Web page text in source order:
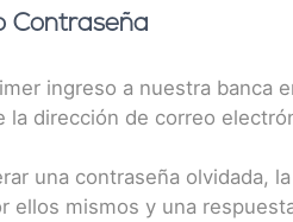
Contraseña
ingreso a nuestra banca
dirección de correo
una contraseña olvidada,
ellos mismos y una